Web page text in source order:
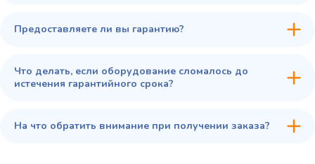
Предоставляете ли вы гарантию?
Что делать, если оборудование сломалось до
истечения гарантийного срока?
На что обратить внимание при получении заказа?